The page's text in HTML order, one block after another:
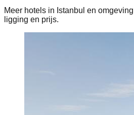
Meer hotels in Istanbul en
ligging en prijs.